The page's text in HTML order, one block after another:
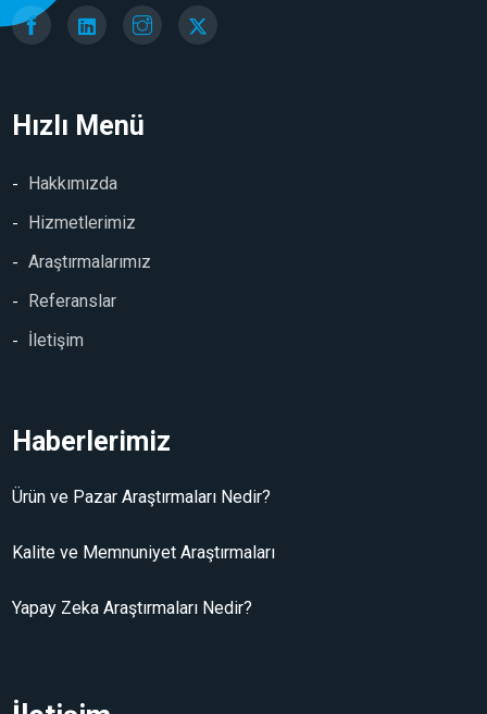
Hızlı Menü
Hakkımızda
Hizmetlerimiz
Araştırmalarımız
Referanslar
İletişim
Haberlerimiz
Ürün ve Pazar Araştırmaları Nedir?
Kalite ve Memnuniyet Araştırmaları
Yapay Zeka Araştırmaları Nedir?